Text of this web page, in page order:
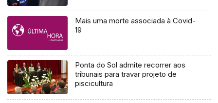
Mais uma morte associada à Covid-
19
Ponta do Sol admite recorrer aos
tribunais para travar projeto de
piscicultura